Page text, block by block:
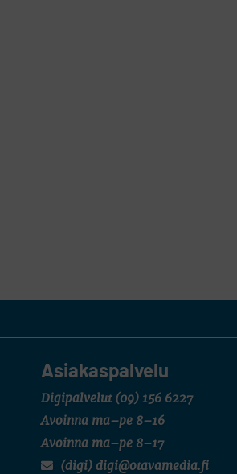
Asiakaspalvelu
Digipalvelut (09) 156 6227
Avoinna ma–pe 8–16
Avoinna ma–pe 8–17
(digi) digi@otavamedia.fi